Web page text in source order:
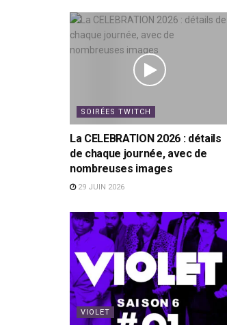
SOIRÉES TWITCH
La CELEBRATION 2026 : détails
de chaque journée, avec de
nombreuses images
29 JUIN 2026
VIOLET